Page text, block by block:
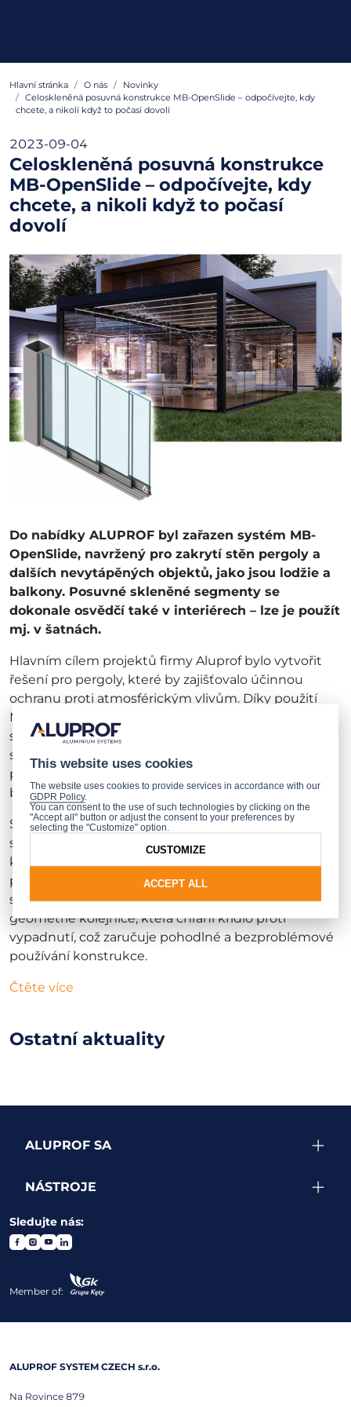
Hlavní stránka O nás
Novinky
Celoskleněná posuvná konstrukce MB-OpenSlide – odpočívejte, kdy
chcete, a nikoli když to počasí dovolí
2023-09-04
Celoskleněná posuvná konstrukce
MB-OpenSlide – odpočívejte, kdy
chcete, a nikoli když to počasí
dovolí
Do nabídky ALUPROF byl zařazen systém MB-
OpenSlide, navržený pro zakrytí stěn pergoly a
dalších nevytápěných objektů, jako jsou lodžie a
balkony. Posuvné skleněné segmenty se
dokonale osvědčí také v interiérech – lze je použít
mj. v šatnách.
Hlavním cílem projektů firmy Aluprof bylo vytvořit
řešení pro pergoly, které by zajišťovalo účinnou
ochranu proti atmosférickým vlivům. Díky použití
MB-OpenSlide lze pergolu využívat nejen v krásných
slunečných dnech. Po uzavření stěn prosklenými
segmenty MB-OpenSlide a uzavření střechy může
pergola nadále tvořit funkční prostor, ve kterém
bude zachováno pohodlí uživatelů.
Systém umožňuje vytvořit estetickou a moderní
skleněnou konstrukci, skládající se z posuvných
křídel, která lze podle jejich počtu a uspořádání
posouvat na jednu stranu nebo symetricky na obě
strany. Velkou výhodou výrobku je unikátní
geometrie kolejnice, která chrání křídlo proti
vypadnutí, což zaručuje pohodlné a bezproblémové
používání konstrukce.
Čtěte více
Ostatní aktuality
ALUPROF SA
NÁSTROJE
Sledujte nás:
Member of:
ALUPROF SYSTEM CZECH s.r.o.
Na Rovince 879
This website uses cookies
The website uses cookies to provide services in accordance with our
GDPR Policy.
You can consent to the use of such technologies by clicking on the
"Accept all" button or adjust the consent to your preferences by
selecting the "Customize" option.
ACCEPT ALL
CUSTOMIZE